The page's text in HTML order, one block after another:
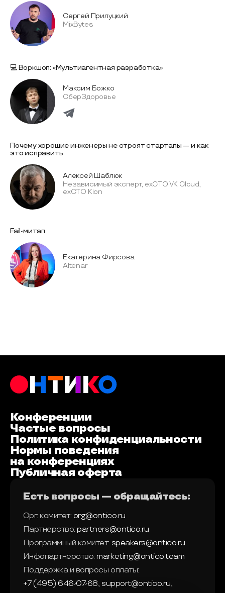
Сергей Прилуцкий
MixBytes
💻 Воркшоп: «Мультиагентная разработка»
Максим Божко
СберЗдоровье
Почему хорошие инженеры не строят стартапы — и как
это исправить
Алексей Шаблюк
Независимый эксперт, exCTO VK Cloud,
exCTO Kion
Fail-митап
Екатерина Фирсова
Altenar
Конференции
Частые вопросы
Политика конфиденциальности
Нормы поведения
на конференциях
Публичная оферта
Есть вопросы — обращайтесь:
Орг. комитет: org@ontico.ru
Партнерство: partners@ontico.ru
Программный комитет: speakers@ontico.ru
Инфопартнерство: marketing@ontico.team
Поддержка и вопросы оплаты:
+7 (495) 646-07-68, support@ontico.ru,